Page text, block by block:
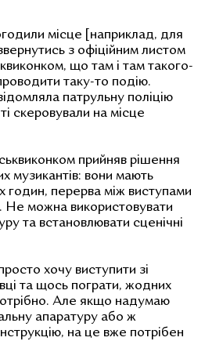
місце [наприклад, для
з офіційним листом
що там і там такого-
таку-то подію.
патрульну поліцію
скеровували на місце
прийняв рішення
музикантів: вони мають
годин, перерва між виступами
можна використовувати
та встановлювати сценічні
хочу виступити зі
та щось пограти, жодних
Але якщо надумаю
апаратуру або ж
на це вже потрібен